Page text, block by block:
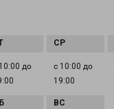
до
с 10:00 до
19:00